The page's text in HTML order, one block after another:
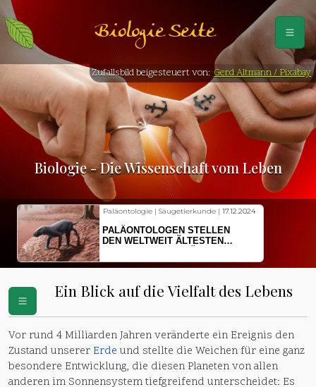
Biologie Seite
Zufallsbild beigesteuert von: Gerd Altmann / Pixabay
Biologie - Die Wissenschaft vom Leben
Paläontologie | Säugetierkunde |17.12.2024
PALÄONTOLOGEN STELLEN
DEN WELTWEIT ÄLTESTEN
VORFAHREN DER SÄUGETIERE
VOR
Ein Blick auf die Vielfalt des Lebens
Vor rund 4 Milliarden Jahren veränderte ein Ereignis den
Zustand unserer Erde und stellte die Weichen für eine ganz
besondere Entwicklung, die diesen Planeten von allen
anderen im Sonnensystem tiefgreifend unterscheidet: Es